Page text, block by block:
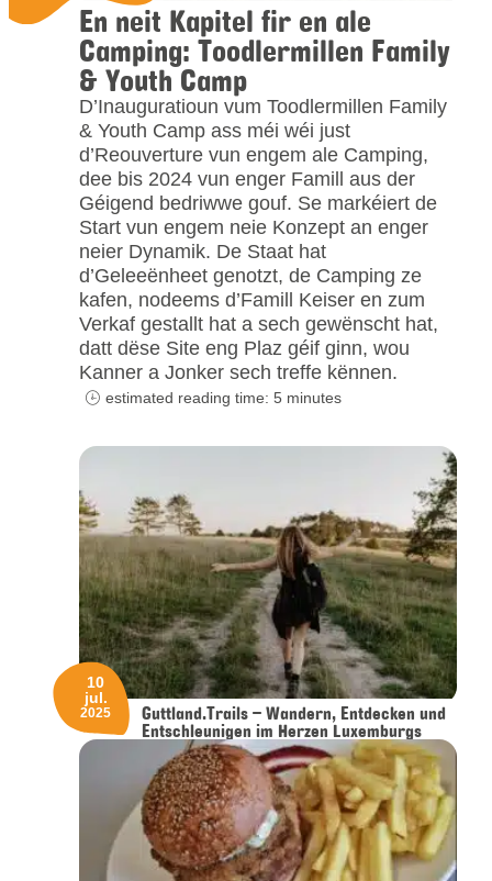
En neit Kapitel fir en ale
Camping: Toodlermillen Family
& Youth Camp
D’Inauguratioun vum Toodlermillen Family
& Youth Camp ass méi wéi just
d’Reouverture vun engem ale Camping,
dee bis 2024 vun enger Famill aus der
Géigend bedriwwe gouf. Se markéiert de
Start vun engem neie Konzept an enger
neier Dynamik. De Staat hat
d’Geleeënheet genotzt, de Camping ze
kafen, nodeems d’Famill Keiser en zum
Verkaf gestallt hat a sech gewënscht hat,
datt dëse Site eng Plaz géif ginn, wou
Kanner a Jonker sech treffe kënnen.
estimated reading time: 5 minutes
Guttland.Trails – Wandern, Entdecken und
Entschleunigen im Herzen Luxemburgs
10
jul.
2025